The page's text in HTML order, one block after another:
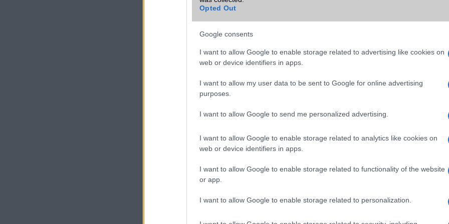
Opted Out
Google consents
I want to allow Google to enable storage related to advertising like cookies on
web or device identifiers in apps.
I want to allow my user data to be sent to Google for online advertising
purposes.
I want to allow Google to send me personalized advertising.
I want to allow Google to enable storage related to analytics like cookies on
web or device identifiers in apps.
I want to allow Google to enable storage related to functionality of the website
or app.
I want to allow Google to enable storage related to personalization.
Wi-Fi (alap)g/b v4 (n)
NFC Van
GPS